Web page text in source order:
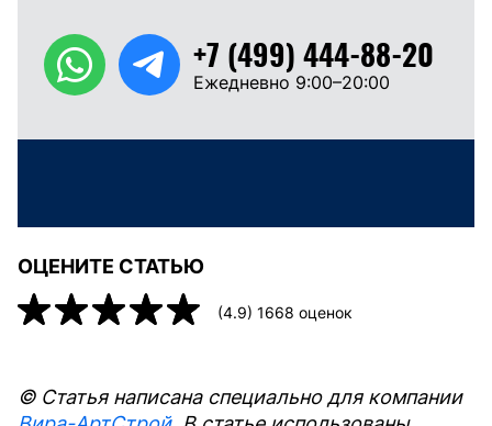
+7 (499) 444-88-20
Ежедневно 9:00–20:00
ОЦЕНИТЕ СТАТЬЮ
(4.9) 1668 оценок
© Статья написана специально для компании